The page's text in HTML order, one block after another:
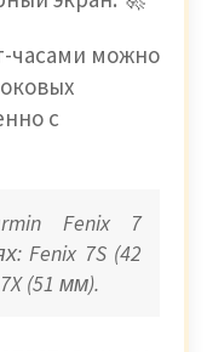
часами можно
с
Fenix 7
Fenix 7S (42
(51 мм).